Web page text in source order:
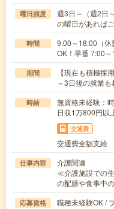
曜日頻度
週3日～（週2日
の曜日があれば
時間
9:00～18:00（休
OK！早番 7:00
期間
【現在も積極
～3日後の就業も
時給
無資格未経験
日収1万800円以
交通費
交通費全額支給
仕事内容
介護関連
≪介護施設での
の配膳や食事中
応募資格
職種未経験OK /